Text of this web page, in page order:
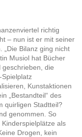
richtig
– nun ist er mit seiner
„Die Bilanz ging nicht
Musiol hat Bücher
die
Kunstaktionen
„Bestandteil“ des
quirligen Stadtteil?
genommen. So
als
Drogen, kein